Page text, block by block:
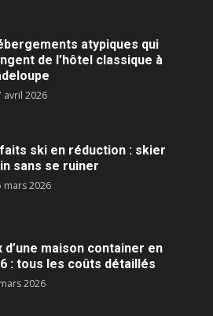
atypiques qui
de l’hôtel classique à
avril 2026
ski en réduction : skier
sans se ruiner
mars 2026
d’une maison container en
: tous les coûts détaillés
2026